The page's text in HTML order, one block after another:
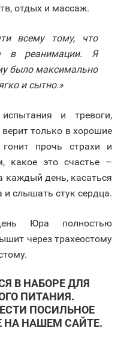
отдых и массаж.
всему тому, что
в реанимации. Я
было максимально
и сытно.»
и тревоги,
только в хорошие
прочь страхи и
какое это счастье –
каждый день, касаться
и слышать стук сердца.
Юра полностью
через трахеостому
В НАБОРЕ ДЛЯ
ПИТАНИЯ.
ПОСИЛЬНОЕ
НА НАШЕМ САЙТЕ.